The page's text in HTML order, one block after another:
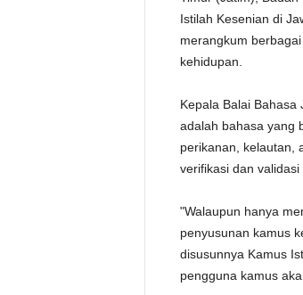
Istilah Kesenian di
merangkum
kehidupan.
Kepala Balai Bahasa
adalah bahasa yang
perikanan, kelautan,
verifikasi dan
"Walaupun hanya
penyusunan kamus
disusunnya Kamus
pengguna kamus